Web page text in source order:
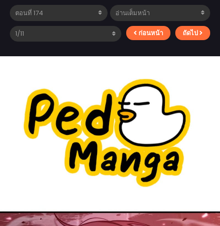
ก่อนหน้า ถัดไป